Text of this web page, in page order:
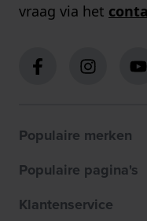
vraag via het
Populaire merken
Populaire pagina's
Klantenservice